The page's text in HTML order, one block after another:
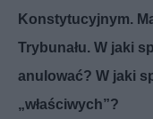
Konstytucyjnym.
Trybunału. W jaki
anulować? W jaki
„właściwych”?